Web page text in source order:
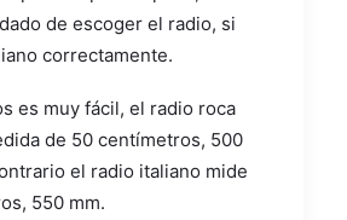
de escoger el radio, si
correctamente.
es muy fácil, el radio roca
de 50 centímetros, 500
el radio italiano mide
550 mm.